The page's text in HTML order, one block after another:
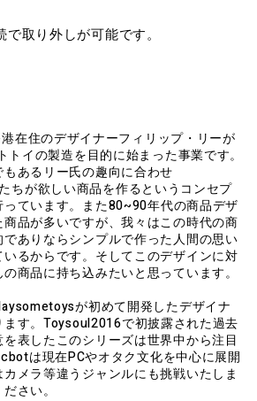
取り外しが可能です。
在住のデザイナーフィリップ・リーが
イの製造を目的に始まった事業です。
あるリー氏の趣向に合わせ
ちが欲しい商品を作るというコンセプ
っています。また80~90年代の商品デザ
品が多いですが、我々はこの時代の商
ありならシンプルで作った人間の思い
るからです。そしてこのデザインに対
商品に持ち込みたいと思っています。
が初めて開発したデザイナ
す。Toysoul2016で初披露された過去
表したこのシリーズは世界中から注目
は現在PCやオタク文化を中心に展開
メラ等違うジャンルにも挑戦いたしま
さい。